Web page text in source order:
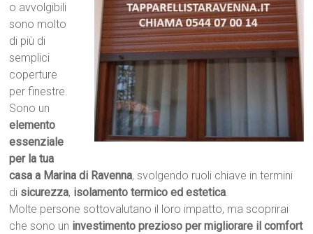
o avvolgibili
sono molto
di più di
semplici
coperture
per finestre.
Sono un
elemento
essenziale
per la tua
casa a Marina di Ravenna, svolgendo ruoli chiave in termini
di sicurezza, isolamento termico ed estetica.
Molte persone sottovalutano il loro impatto, ma scoprirai
che sono un investimento prezioso per migliorare il comfort